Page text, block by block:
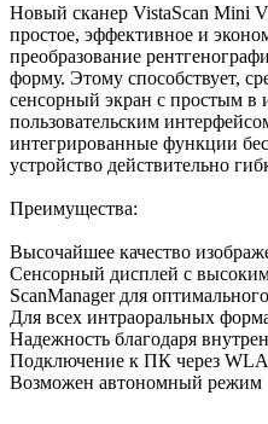
Новый сканер VistaScan Mini
простое, эффективное и
преобразование
форму. Этому способствует,
сенсорный экран с простым в
пользовательским
интегрированные функции
устройство действительно
Преимущества:
Высочайшее качество
Сенсорный дисплей с
ScanManager для
Для всех интраоральных
Надежность благодаря
Подключение к ПК через
Возможен автономный режим